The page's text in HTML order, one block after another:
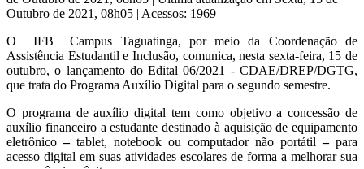
Outubro de 2021, 08h05 | Acessos: 1969
O IFB Campus Taguatinga, por meio da Coordenação de
Assistência Estudantil e Inclusão, comunica, nesta sexta-feira, 15 de
outubro, o lançamento do Edital 06/2021 - CDAE/DREP/DGTG,
que trata do Programa Auxílio Digital para o segundo semestre.
O programa de auxílio digital tem como objetivo a concessão de
auxílio financeiro a estudante destinado à aquisição de equipamento
eletrônico–tablet, notebook ou computador não portátil–para
acesso digital em suas atividades escolares de forma a melhorar sua